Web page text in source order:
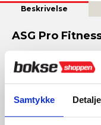
Samtykke
Beskrivelse
ASG Pro
Opgrader din
en premium måtte
stabilitet under alle
partner i at opnå dine